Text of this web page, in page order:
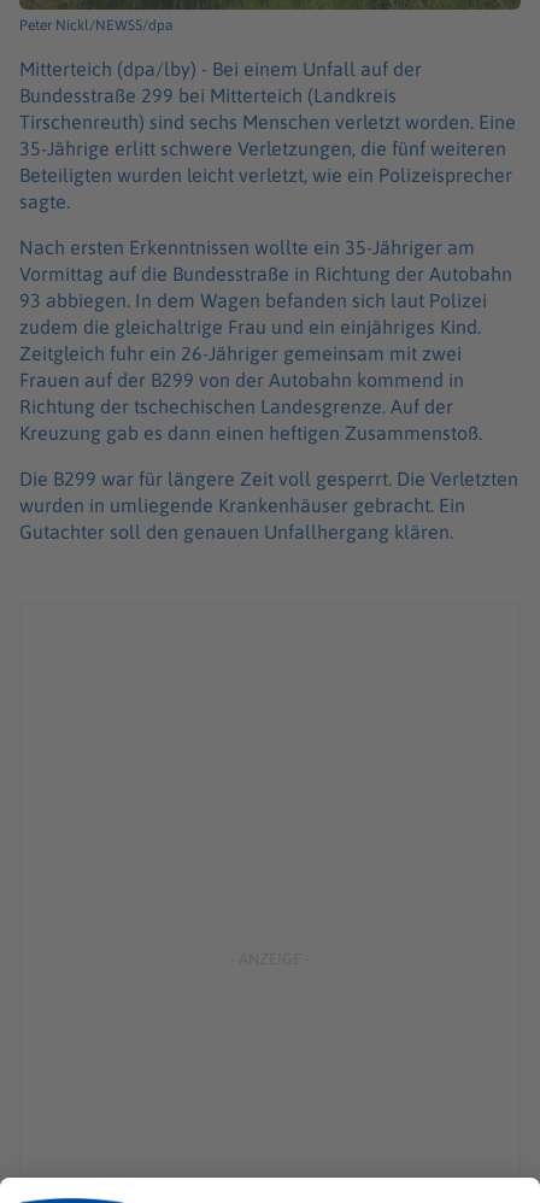
Peter Nickl/NEWS5/dpa
Mitterteich (dpa/lby) - Bei einem Unfall auf der
Bundesstraße 299 bei Mitterteich (Landkreis
Tirschenreuth) sind sechs Menschen verletzt worden. Eine
35-Jährige erlitt schwere Verletzungen, die fünf weiteren
Beteiligten wurden leicht verletzt, wie ein Polizeisprecher
sagte.
Nach ersten Erkenntnissen wollte ein 35-Jähriger am
Vormittag auf die Bundesstraße in Richtung der Autobahn
93 abbiegen. In dem Wagen befanden sich laut Polizei
zudem die gleichaltrige Frau und ein einjähriges Kind.
Zeitgleich fuhr ein 26-Jähriger gemeinsam mit zwei
Frauen auf der B299 von der Autobahn kommend in
Richtung der tschechischen Landesgrenze. Auf der
Kreuzung gab es dann einen heftigen Zusammenstoß.
Die B299 war für längere Zeit voll gesperrt. Die Verletzten
wurden in umliegende Krankenhäuser gebracht. Ein
Gutachter soll den genauen Unfallhergang klären.